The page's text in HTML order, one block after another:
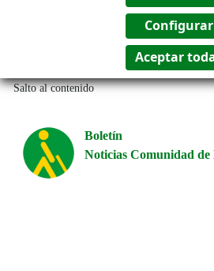
Salto al contenido
Boletín
Noticias Comunidad